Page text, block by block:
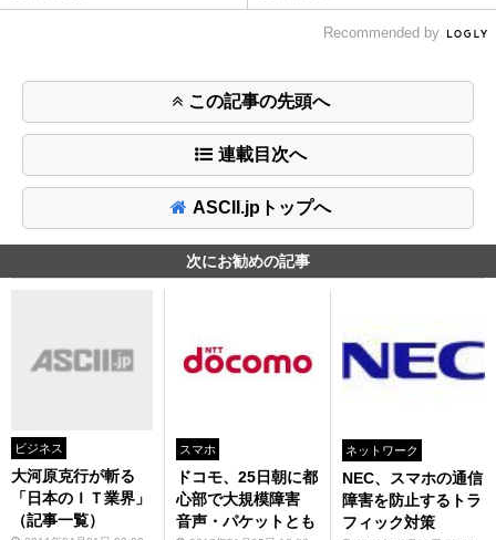
Recommended by
この記事の先頭へ
連載目次へ
ASCII.jpトップへ
次にお勧めの記事
ビジネス
大河原克行が斬る
「日本のＩＴ業界」
（記事一覧）
スマホ
ドコモ、25日朝に都
心部で大規模障害
音声・パケットとも
ネットワーク
NEC、スマホの通信
障害を防止するトラ
フィック対策